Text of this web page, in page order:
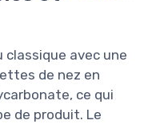
classique avec une
de nez en
ce qui
de produit. Le